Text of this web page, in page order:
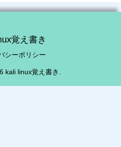
覚え書き
シーポリシー
kali linux覚え書き.